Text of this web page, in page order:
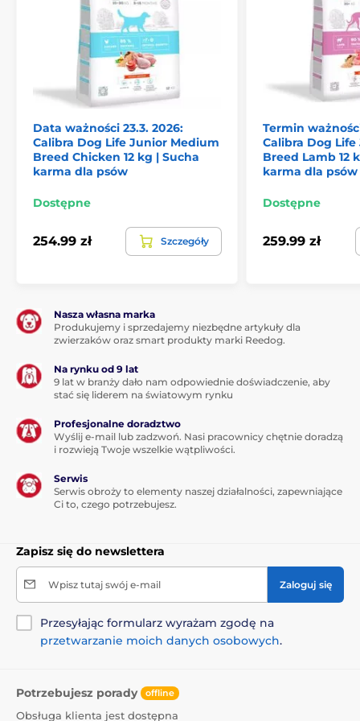
Białko z kurczaka 42%, ryż 24%, tłuszcz drobiowy
(konserwowany tokoferolami) 12%, ryż browarny 7%,
hydrolizowane białko drobiowe 5%, suszony miąższ
jabłkowy 3%, drożdże, hydrolizowana wątróbka
drobiowa 2%, olej z łososia 2%, prebiotyki (mannan-
oligosacharydy 150 mg/kg, β-glukany 120 mg/kg,
frukto-oligosacharydy 100 mg/kg), suszony rozmaryn i
tymianek 250 mg/kg, Yucca schidigera 100 mg/kg,
109 komórek/kg).
Składniki analityczne:
surowe 2,8%, popiół surowy 5,8%, wilgotność 9%, wapń
1,3%, fosfor 1%, sód 0,3%, magnez 0,1%, kwasy
tłuszczowe omega-3 0,35%, kwasy tłuszczowe omega-
6 2,4%
Białka pochodzenia zwierzęcego stanowią 85%
całkowitej zawartości białka.
Witamina A (3a672a) 20 000 IU, witamina D3 (E671) 1
Data ważności 23.3. 2026:
Calibra Dog Life Junior Medium
Breed Chicken 12 kg | Sucha
karma dla psów
Dostępne
254.99 zł Szczegóły
Termin
Calibra Dog
Breed Lamb 12
karma dla psów
Dostępne
259.99 zł
Nasza własna marka
Produkujemy i sprzedajemy niezbędne artykuły dla
zwierzaków oraz smart produkty marki Reedog.
Na rynku od 9 lat
9 lat w branży dało nam odpowiednie doświadczenie, aby
stać się liderem na światowym rynku
Profesjonalne doradztwo
Wyślij e-mail lub zadzwoń. Nasi pracownicy chętnie doradzą
i rozwieją Twoje wszelkie wątpliwości.
Serwis
Serwis obroży to elementy naszej działalności, zapewniające
Ci to, czego potrzebujesz.
Zapisz się do newslettera
Wpisz tutaj swój e-mail Zaloguj się
Przesyłając formularz wyrażam zgodę na
przetwarzanie moich danych osobowych.
Potrzebujesz porady offline
Obsługa klienta jest dostępna